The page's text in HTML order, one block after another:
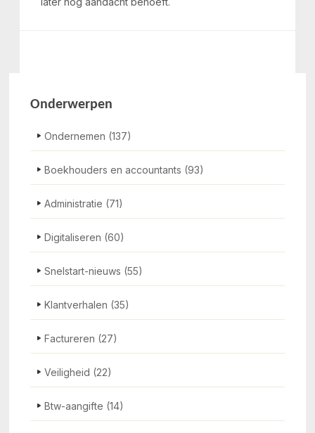
Onderwerpen
Ondernemen (137)
Boekhouders en accountants (93)
Administratie (71)
Digitaliseren (60)
Snelstart-nieuws (55)
Klantverhalen (35)
Factureren (27)
Veiligheid (22)
Btw-aangifte (14)